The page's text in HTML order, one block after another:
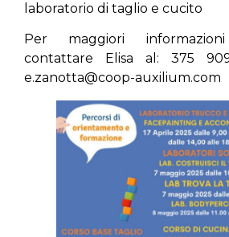
laboratorio di taglio e cucito
Per maggiori
contattare Elisa al: 375
e.zanotta@coop-auxilium.com